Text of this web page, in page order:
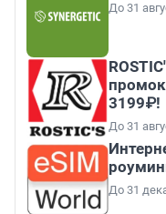
До 31
3199₽!
До 31
До 31